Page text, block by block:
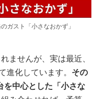
ガスト「小さなおかず」
ませんが、実は最近、
進化しています。 その
を中心とした「小さな